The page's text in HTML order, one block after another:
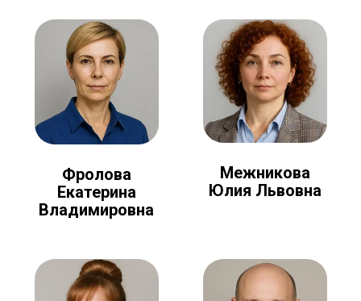
Фролова
Екатерина
Владимировна
Межникова
Юлия Львовна